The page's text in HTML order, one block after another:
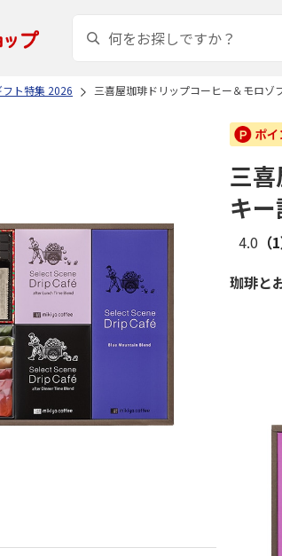
ト特集 2026 三喜屋珈琲ドリップコーヒー＆モロ
三
キ
4.0 （1
珈琲と